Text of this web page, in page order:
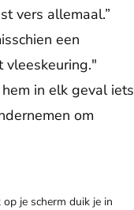
vers allemaal.”
een
vleeskeuring."
in elk geval iets
om
je scherm duik je in